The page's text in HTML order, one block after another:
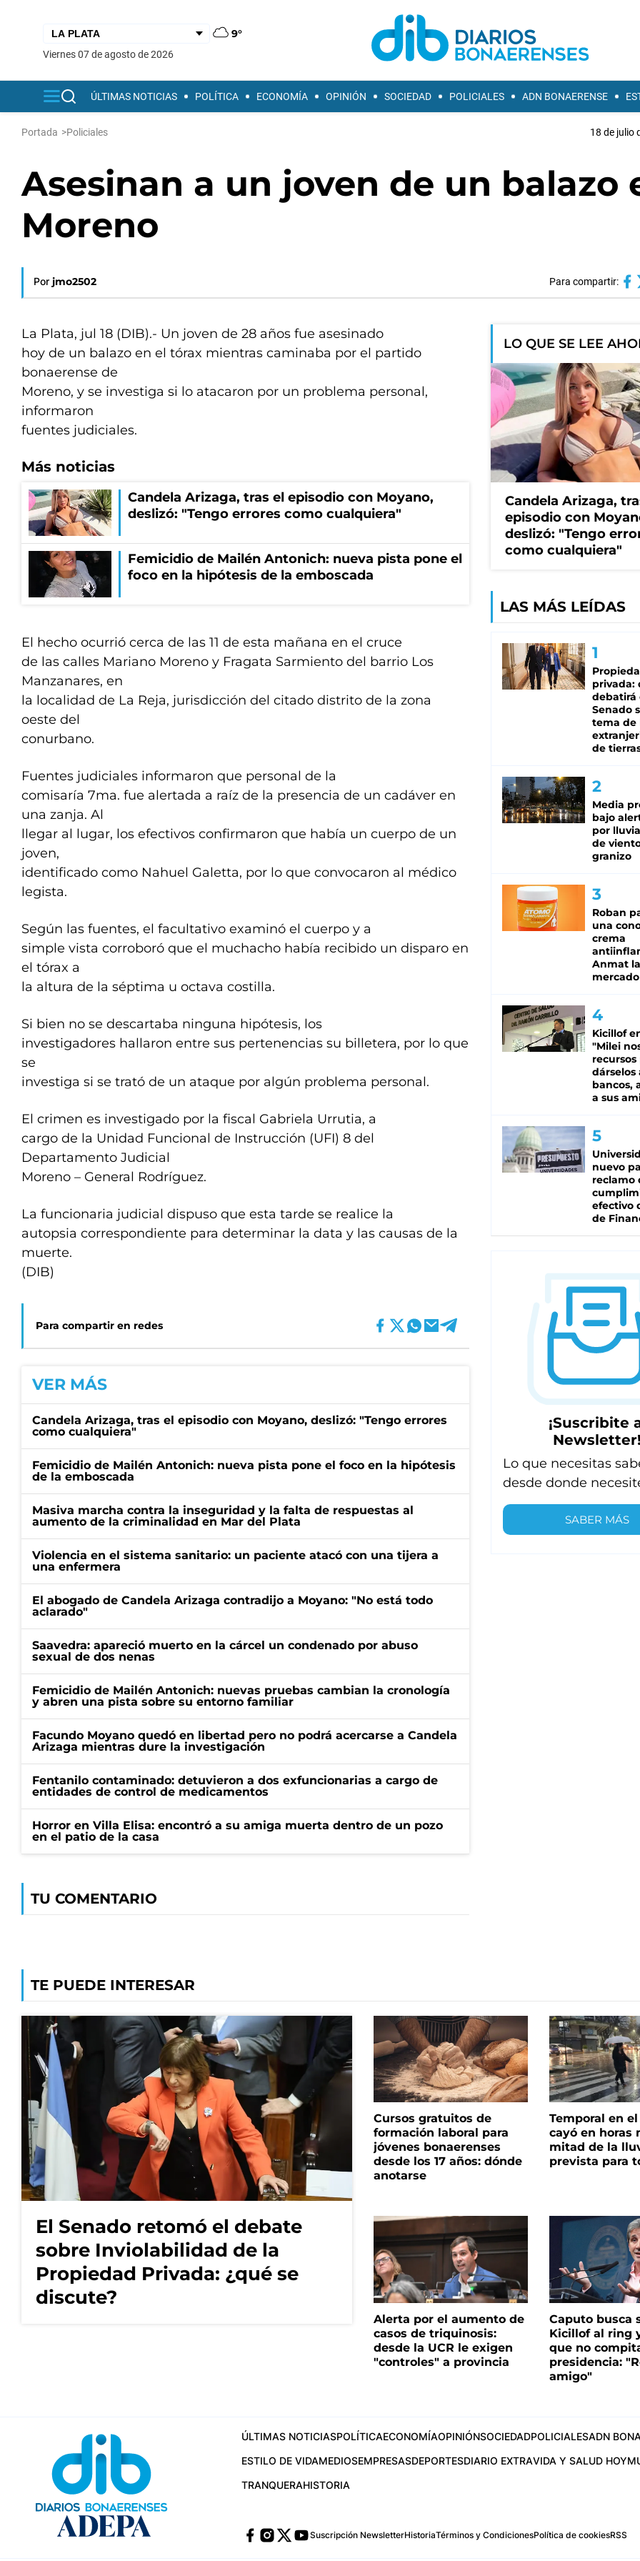
9°
viernes 07 de agosto de 2026
ÚLTIMAS NOTICIAS POLÍTICA ECONOMÍA OPINIÓN SOCIEDAD POLICIALES ADN BONAERENSE
Portada >Policiales 18 de julio
Asesinan a un joven de un balazo
Moreno
Por jmo2502 Para compartir:
La Plata, jul 18 (DIB).- Un joven de 28 años fue asesinado
hoy de un balazo en el tórax mientras caminaba por el partido
bonaerense de
Moreno, y se investiga si lo atacaron por un problema personal,
informaron
fuentes judiciales.
Más noticias
Candela Arizaga, tras el episodio con Moyano,
deslizó: "Tengo errores como cualquiera"
Femicidio de Mailén Antonich: nueva pista pone el
foco en la hipótesis de la emboscada
El hecho ocurrió cerca de las 11 de esta mañana en el cruce
de las calles Mariano Moreno y Fragata Sarmiento del barrio Los
Manzanares, en
la localidad de La Reja, jurisdicción del citado distrito de la zona
oeste del
conurbano.
Fuentes judiciales informaron que personal de la
comisaría 7ma. fue alertada a raíz de la presencia de un cadáver en
una zanja. Al
llegar al lugar, los efectivos confirmaron que había un cuerpo de un
joven,
identificado como Nahuel Galetta, por lo que convocaron al médico
legista.
Según las fuentes, el facultativo examinó el cuerpo y a
simple vista corroboró que el muchacho había recibido un disparo en
el tórax a
la altura de la séptima u octava costilla.
Si bien no se descartaba ninguna hipótesis, los
investigadores hallaron entre sus pertenencias su billetera, por lo que
se
investiga si se trató de un ataque por algún problema personal.
El crimen es investigado por la fiscal Gabriela Urrutia, a
cargo de la Unidad Funcional de Instrucción (UFI) 8 del
Departamento Judicial
Moreno – General Rodríguez.
La funcionaria judicial dispuso que esta tarde se realice la
autopsia correspondiente para determinar la data y las causas de la
muerte.
(DIB)
Para compartir en redes
VER MÁS
Candela Arizaga, tras el episodio con Moyano, deslizó: "Tengo errores
como cualquiera"
Femicidio de Mailén Antonich: nueva pista pone el foco en la hipótesis
de la emboscada
Masiva marcha contra la inseguridad y la falta de respuestas al
aumento de la criminalidad en Mar del Plata
Violencia en el sistema sanitario: un paciente atacó con una tijera a
una enfermera
El abogado de Candela Arizaga contradijo a Moyano: "No está todo
aclarado"
Saavedra: apareció muerto en la cárcel un condenado por abuso
sexual de dos nenas
Femicidio de Mailén Antonich: nuevas pruebas cambian la cronología
y abren una pista sobre su entorno familiar
Facundo Moyano quedó en libertad pero no podrá acercarse a Candela
Arizaga mientras dure la investigación
Fentanilo contaminado: detuvieron a dos exfuncionarias a cargo de
entidades de control de medicamentos
Horror en Villa Elisa: encontró a su amiga muerta dentro de un pozo
en el patio de la casa
TU COMENTARIO
LO QUE SE LEE
Candela Arizaga,
episodio con
deslizó: "Tengo
como cualquiera"
LAS MÁS LEÍDAS
privada:
debatirá
Senado
tema de
de
Media
bajo
por
de
granizo
Roban
una
crema
Anmat
mercado
Kicillof
"Milei
recursos
dárselos
bancos,
a sus
nuevo
reclamo
efectivo
de
¡Suscribite
Newsletter!
Lo que necesitas
desde donde
SABER MÁS
TE PUEDE INTERESAR
El Senado retomó el debate
sobre Inviolabilidad de la
Propiedad Privada: ¿qué se
discute?
Cursos gratuitos de
formación laboral para
jóvenes bonaerenses
desde los 17 años: dónde
anotarse
Temporal en el
cayó en horas
mitad de la
prevista para
Alerta por el aumento de
casos de triquinosis:
desde la UCR le exigen
"controles" a provincia
Caputo busca
Kicillof al ring
que no
presidencia:
amigo"
ÚLTIMAS NOTICIASPOLÍTICAECONOMÍAOPINIÓNSOCIEDADPOLICIALESADN
ESTILO DE VIDAMEDIOSEMPRESASDEPORTESDIARIO EXTRAVIDA Y SALUD HOY
TRANQUERAHISTORIA
Suscripción NewsletterHistoriaTérminos y CondicionesPolítica de cookiesRSS